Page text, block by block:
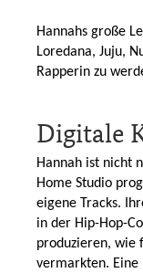
Hannahs große
Loredana, Juju,
Rapperin zu
Digitale
Hannah ist nicht
Home Studio
eigene Tracks.
in der Hip-Hop-
produzieren, wie
vermarkten. Eine